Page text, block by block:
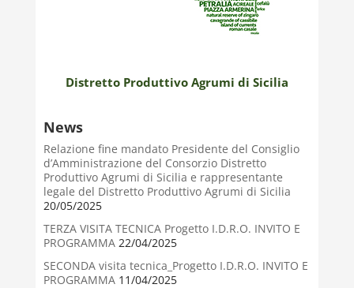
Distretto Produttivo Agrumi di Sicilia
News
Relazione fine mandato Presidente del Consiglio
d’Amministrazione del Consorzio Distretto
Produttivo Agrumi di Sicilia e rappresentante
legale del Distretto Produttivo Agrumi di Sicilia
20/05/2025
TERZA VISITA TECNICA Progetto I.D.R.O. INVITO E
PROGRAMMA22/04/2025
SECONDA visita tecnica_Progetto I.D.R.O. INVITO E
PROGRAMMA11/04/2025